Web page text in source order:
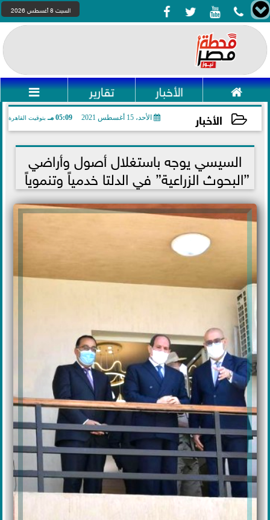
    السبت 8 أغسطس 2026
 الأخبار تقارير 
الأخبار الأحد، 15 أغسطس 2021 05:09 مـ بتوقيت القاهرة
2021-08-15 17:09:54السيسي يوجه باستغلال أصول وأراضي
”البحوث الزراعية” في الدلتا خدمياً وتنموياً